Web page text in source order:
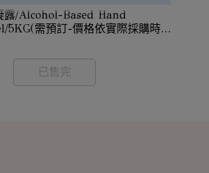
露/Alcohol-Based Hand
5KG(需預訂-價格依實際採購時
已售完